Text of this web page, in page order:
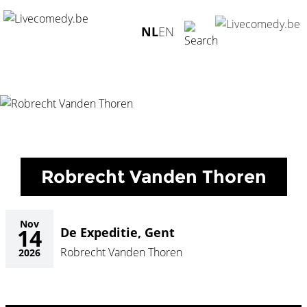
NLEN
Home/Agenda/ Robrecht Vanden Thoren
De Expeditie,
Robrecht Vanden Thoren
Nov
14
2026
De Expeditie, Gent
Robrecht Vanden Thoren